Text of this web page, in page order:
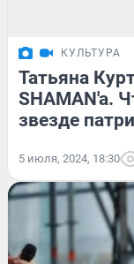
КУЛЬТУРА
Татьяна
SHAMAN'a.
звезде
5 июля, 2024, 18:30